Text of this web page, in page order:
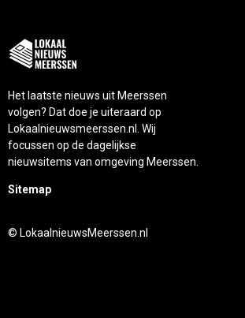
Het laatste nieuws uit Meerssen
volgen? Dat doe je uiteraard op
Lokaalnieuwsmeerssen.nl. Wij
focussen op de dagelijkse
nieuwsitems van omgeving Meerssen.
Sitemap
© LokaalnieuwsMeerssen.nl